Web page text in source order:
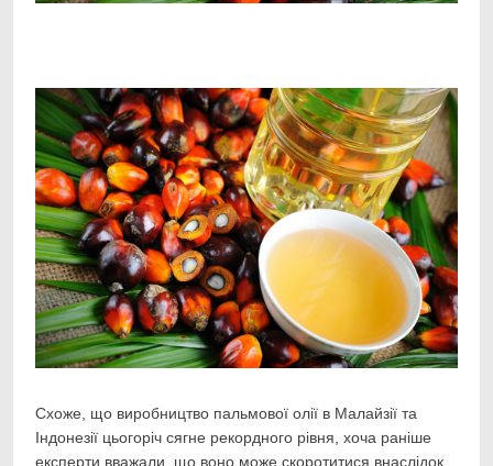
Link
Схоже, що виробництво пальмової олії в Малайзії та
Індонезії цьогоріч сягне рекордного рівня, хоча раніше
експерти вважали, що воно може скоротитися внаслідок